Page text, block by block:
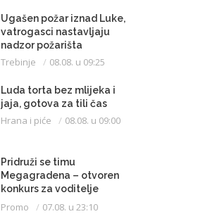
Ugašen požar iznad Luke,
vatrogasci nastavljaju
nadzor požarišta
Trebinje 08.08. u 09:25
Luda torta bez mlijeka i
jaja, gotova za tili čas
Hrana i piće 08.08. u 09:00
Pridruži se timu
Megagradena – otvoren
konkurs za voditelje
gradilišta
Promo 07.08. u 23:10